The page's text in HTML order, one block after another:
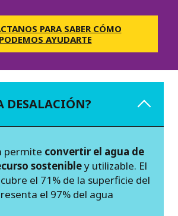
PARA SABER CÓMO
PODEMOS AYUDARTE
DESALACIÓN?
permite convertir el agua de
sostenibley utilizable. El
el 71% de la superficie del
el 97% del agua